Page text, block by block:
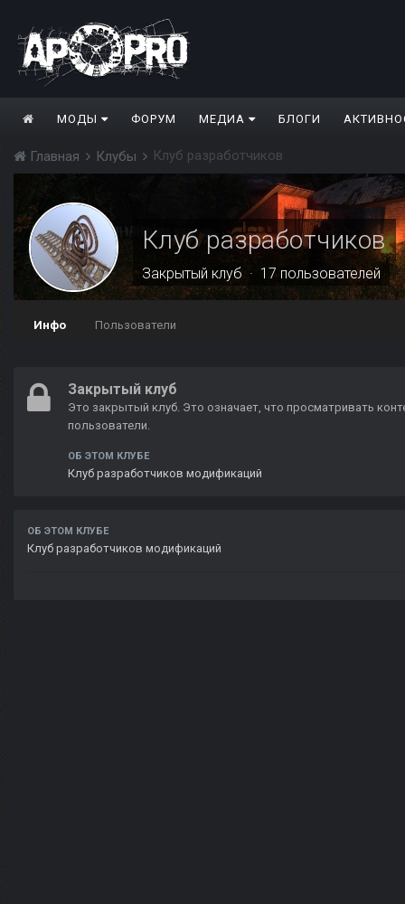
МОДЫ ФОРУМ МЕДИА БЛОГИ
Главная Клубы Клуб разработчиков
Клуб разработчиков
Закрытый клуб · 17 пользователей
Инфо Пользователи
Закрытый клуб
Это закрытый клуб. Это означает, что просматривать
пользователи.
ОБ ЭТОМ КЛУБЕ
Клуб разработчиков модификаций
ОБ ЭТОМ КЛУБЕ
Клуб разработчиков модификаций